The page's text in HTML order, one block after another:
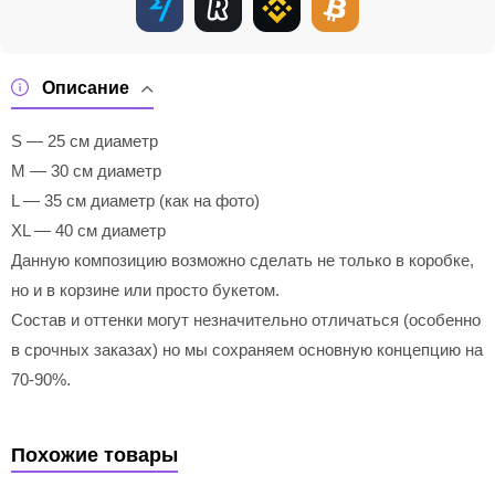
Описание
S — 25 см диаметр
M — 30 см диаметр
L — 35 см диаметр (как на фото)
XL — 40 см диаметр
Данную композицию возможно сделать не только в коробке,
но и в корзине или просто букетом.
Состав и оттенки могут незначительно отличаться (особенно
в срочных заказах) но мы сохраняем основную концепцию на
70-90%.
Похожие товары